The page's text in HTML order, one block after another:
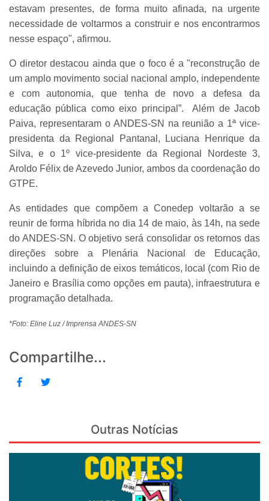
estavam presentes, de forma muito afinada, na urgente
necessidade de voltarmos a construir e nos encontrarmos
nesse espaço", afirmou.
O diretor destacou ainda que o foco é a "reconstrução de
um amplo movimento social nacional amplo, independente
e com autonomia, que tenha de novo a defesa da
educação pública como eixo principal”. Além de Jacob
Paiva, representaram o ANDES-SN na reunião a 1ª vice-
presidenta da Regional Pantanal, Luciana Henrique da
Silva, e o 1º vice-presidente da Regional Nordeste 3,
Aroldo Félix de Azevedo Junior, ambos da coordenação do
GTPE.
As entidades que compõem a Conedep voltarão a se
reunir de forma híbrida no dia 14 de maio, às 14h, na sede
do ANDES-SN. O objetivo será consolidar os retornos das
direções sobre a Plenária Nacional de Educação,
incluindo a definição de eixos temáticos, local (com Rio de
Janeiro e Brasília como opções em pauta), infraestrutura e
programação detalhada.
*Foto: Eline Luz / Imprensa ANDES-SN
Compartilhe...
Outras Notícias